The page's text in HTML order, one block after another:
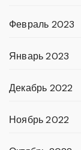
Февраль 2023
Январь 2023
Декабрь 2022
Ноябрь 2022